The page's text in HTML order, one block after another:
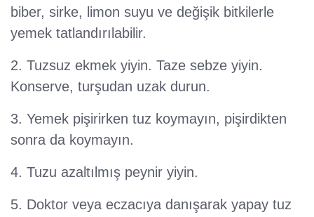
biber, sirke, limon suyu ve değişik bitkilerle
yemek tatlandırılabilir.
2. Tuzsuz ekmek yiyin. Taze sebze yiyin.
Konserve, turşudan uzak durun.
3. Yemek pişirirken tuz koymayın, pişirdikten
sonra da koymayın.
4. Tuzu azaltılmış peynir yiyin.
5. Doktor veya eczacıya danışarak yapay tuz